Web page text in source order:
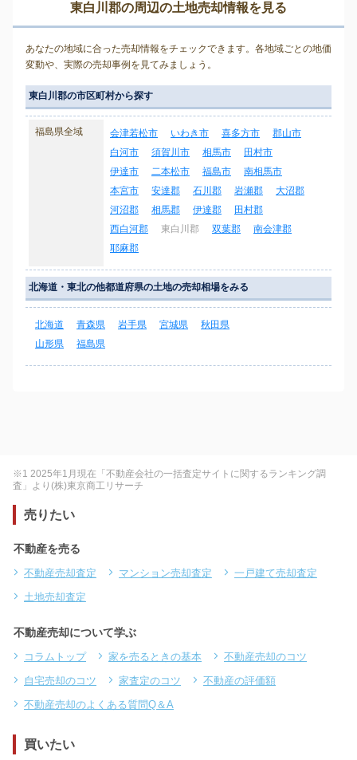
東白川郡の周辺の土地売却情報を見る
あなたの地域に合った売却情報をチェックできます。各地域ごとの地価
変動や、実際の売却事例を見てみましょう。
東白川郡の市区町村から探す
福島県全域 会津若松市 いわき市 喜多方市
郡山市
白河市
須賀川市 相馬市
田村市
伊達市
二本松市 福島市
南相馬市
本宮市
安達郡 石川郡 岩瀬郡
大沼郡
河沼郡
相馬郡 伊達郡
田村郡
西白河郡
東白川郡 双葉郡
南会津郡
耶麻郡
北海道・東北の他都道府県の土地の売却相場をみる
北海道 青森県 岩手県 宮城県
秋田県
山形県
福島県
※1 2025年1月現在「不動産会社の一括査定サイトに関するランキング調
査」より(株)東京商工リサーチ
売りたい
不動産を売る
不動産売却査定 マンション売却査定
一戸建て売却査定
土地売却査定
不動産売却について学ぶ
コラムトップ 家を売るときの基本
不動産売却のコツ
自宅売却のコツ
家査定のコツ
不動産の評価額
不動産売却のよくある質問Q＆A
買いたい